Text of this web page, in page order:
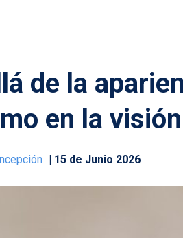
de la
en la
15 de Junio 2026